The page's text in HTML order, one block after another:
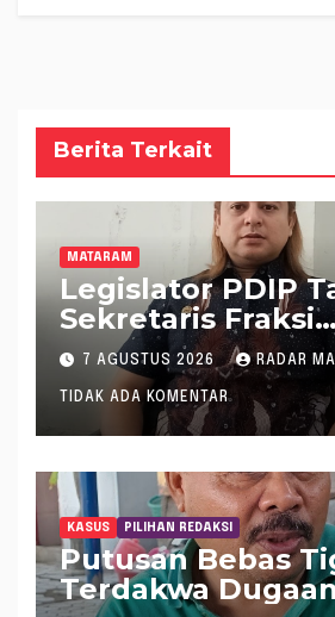
Berita Terkait
MATARAM
Legislator PDIP
Sekretaris Fraksi
Demokrat : WTP
Tameng Menolak
Dana Pergeseran
484 Miliar
7 AGUSTUS 2026 RADAR
TIDAK ADA KOMENTAR
KASUS PILIHAN REDAKSI
Putusan Bebas
Terdakwa